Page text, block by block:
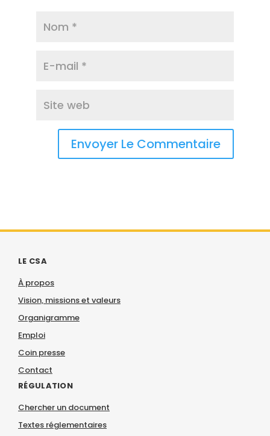
LE CSA
À propos
Vision, missions et valeurs
Organigramme
Emploi
Coin presse
Contact
RÉGULATION
Chercher un document
Textes réglementaires